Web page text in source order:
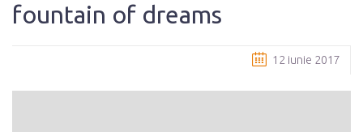
fountain of dreams
12 iunie 2017